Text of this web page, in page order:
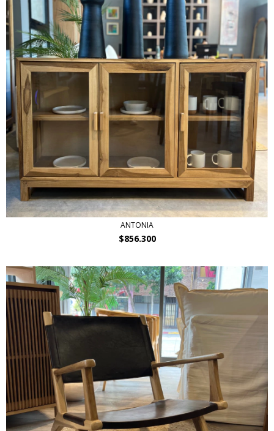
ANTONIA
$856.300